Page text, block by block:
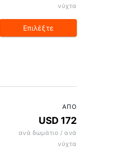
νύχτα
Επιλέξτε
ΑΠΌ
USD 172
ανά δωμάτιο / ανά
νύχτα